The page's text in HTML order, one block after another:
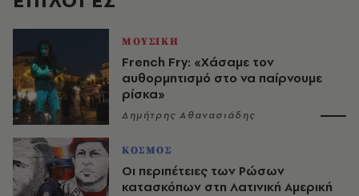
ΜΟΥΣΙΚΗ
French Fry: «Χάσαμε τον
αυθορμητισμό στο να παίρνουμε
ρίσκα»
Δημήτρης Αθανασιάδης
ΚΟΣΜΟΣ
Οι περιπέτειες των Ρώσων
κατασκόπων στη Λατινική Αμερική